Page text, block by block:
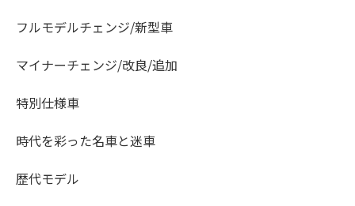
フルモデルチェンジ/新型車
マイナーチェンジ/改良/追加
特別仕様車
時代を彩った名車と迷車
歴代モデル